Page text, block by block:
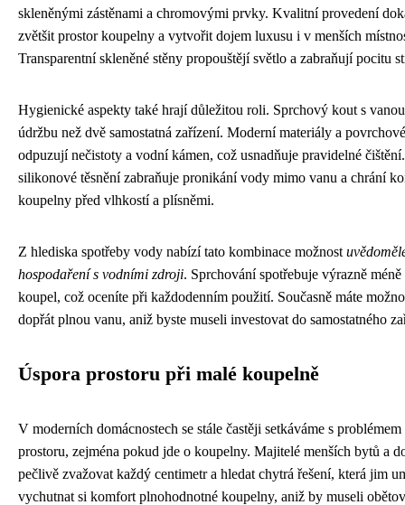
skleněnými zástěnami a chromovými prvky. Kvalitní provedení
zvětšit prostor koupelny a vytvořit dojem luxusu i v menších
Transparentní skleněné stěny propouštějí světlo a zabraňují pocitu
Hygienické aspekty také hrají důležitou roli. Sprchový kout s
údržbu než dvě samostatná zařízení. Moderní materiály a
odpuzují nečistoty a vodní kámen, což usnadňuje pravidelné
silikonové těsnění zabraňuje pronikání vody mimo vanu a chrání
koupelny před vlhkostí a plísněmi.
Z hlediska spotřeby vody nabízí tato kombinace možnost
hospodaření s vodními zdroji. Sprchování spotřebuje výrazně
koupel, což oceníte při každodenním použití. Současně máte
dopřát plnou vanu, aniž byste museli investovat do samostatného
Úspora prostoru při malé koupelně
V moderních domácnostech se stále častěji setkáváme s
prostoru, zejména pokud jde o koupelny. Majitelé menších bytů a
pečlivě zvažovat každý centimetr a hledat chytrá řešení, která jim
vychutnat si komfort plnohodnotné koupelny, aniž by museli